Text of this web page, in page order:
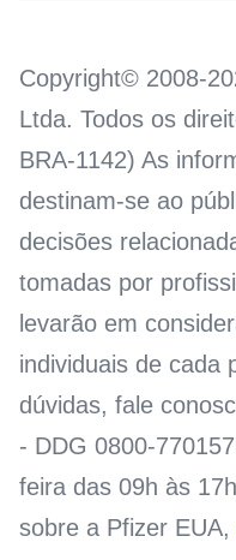
Copyright© 2008-
Ltda. Todos os
BRA-1142) As
destinam-se ao
decisões
tomadas por
levarão em
individuais de cada
dúvidas, fale
- DDG 0800-
feira das 09h às
sobre a Pfizer EUA,